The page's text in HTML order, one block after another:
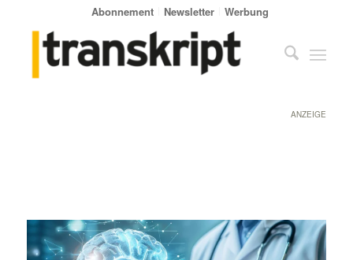
Abonnement Newsletter Werbung
ANZEIGE